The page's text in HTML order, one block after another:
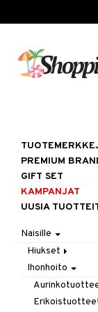
PREMIUM
GIFT SET
KAMPANJAT
UUSIA
Naisille
Hiukset
Gift Set
Harjat /
Hiuskuurit
Ihonhoito